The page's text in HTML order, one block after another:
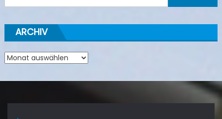
nach:
ARCHIV
Archiv